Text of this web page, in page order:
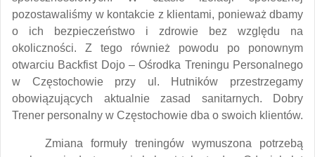
pozostawaliśmy w kontakcie z klientami, ponieważ dbamy
o ich bezpieczeństwo i zdrowie bez względu na
okoliczności. Z tego również powodu po ponownym
otwarciu Backfist Dojo – Ośrodka Treningu Personalnego
w Częstochowie przy ul. Hutników przestrzegamy
obowiązujących aktualnie zasad sanitarnych. Dobry
Trener personalny w Częstochowie dba o swoich klientów.
Zmiana formuły treningów wymuszona potrzebą